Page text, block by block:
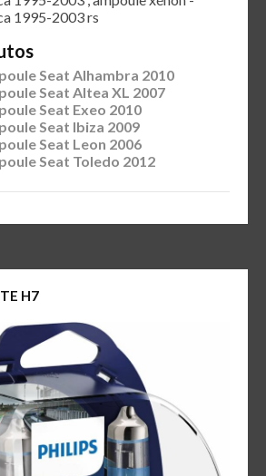
1995-2003 rs
Seat Alhambra 2010
Seat Altea XL 2007
Seat Exeo 2010
Seat Ibiza 2009
Seat Leon 2006
Seat Toledo 2012
H7